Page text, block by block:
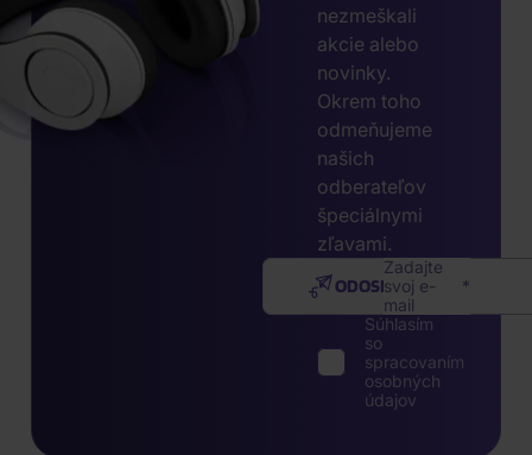
nezmeškali
akcie alebo
novinky.
Okrem toho
odmeňujeme
našich
odberateľov
špeciálnymi
zľavami.
Zadajte
svoj e-
mail
ODOSLAŤ
Súhlasím
so
spracovaním
osobných
údajov